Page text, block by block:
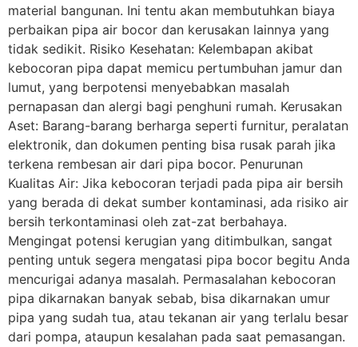
material bangunan. Ini tentu akan membutuhkan biaya
perbaikan pipa air bocor dan kerusakan lainnya yang
tidak sedikit. Risiko Kesehatan: Kelembapan akibat
kebocoran pipa dapat memicu pertumbuhan jamur dan
lumut, yang berpotensi menyebabkan masalah
pernapasan dan alergi bagi penghuni rumah. Kerusakan
Aset: Barang-barang berharga seperti furnitur, peralatan
elektronik, dan dokumen penting bisa rusak parah jika
terkena rembesan air dari pipa bocor. Penurunan
Kualitas Air: Jika kebocoran terjadi pada pipa air bersih
yang berada di dekat sumber kontaminasi, ada risiko air
bersih terkontaminasi oleh zat-zat berbahaya.
Mengingat potensi kerugian yang ditimbulkan, sangat
penting untuk segera mengatasi pipa bocor begitu Anda
mencurigai adanya masalah. Permasalahan kebocoran
pipa dikarnakan banyak sebab, bisa dikarnakan umur
pipa yang sudah tua, atau tekanan air yang terlalu besar
dari pompa, ataupun kesalahan pada saat pemasangan.